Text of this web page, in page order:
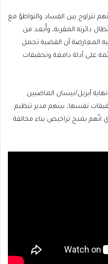
تتراوح بين الفساد والتواطؤ مع
دائرته المقربة، وأُبعد من
المعارضة أن القضية تحمل
على أدلة دامغة وتحقيقات
أبريل/نيسان الماضيين
التحقيقات نفسها، بينهم مدير تنظيم
اتُهم بمنح تراخيص بناء مخالفة